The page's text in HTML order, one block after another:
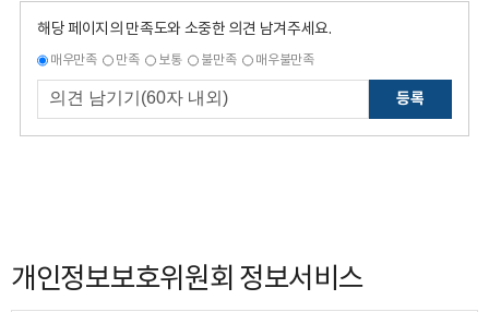
해당 페이지의 만족도와 소중한 의견 남겨주세요.
매우만족 만족 보통 불만족 매우불만족
등록
개인정보보호위원회 정보서비스